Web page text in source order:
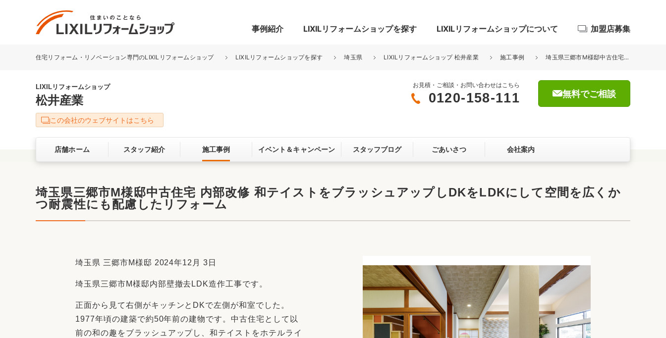
事例紹介
リフォーム事例を探す
キッチン
洗面化粧室 トイレ 玄関まわり 門まわり 屋根・外壁
ベランダ・バルコニー ガーデンスペース カースペース
バリアフリー 耐震補強
収納 デザインリフォーム 中古リフォーム 古民家再生 家族の変化
LIXILリフォームショップを探す LIXILリフォームショップについて
LIXILリフォームショップについて
サービス向上・品質改善の取り組み お客さま満足度アンケート
ここちいい暮らしをつくる、価値・性能向上
リフォームコンシェルジュ®
おすすめ情報
加盟店募集
住宅リフォーム・リノベーション専門のLIXILリフォームショップ LIXILリフォームショップを探す 埼玉県 LIXILリフォームショップ 松井産業 施工事例 埼玉県三郷市M様邸中古住宅 内部改修 和テイストをブラッシュアップしDKをLDKにして空間を広くかつ耐震性にも配慮したリフォーム
LIXILリフォームショップ
松井産業
お見積・ご相談・お問い合わせはこちら
0120-158-111 無料でご相談
この会社のウェブサイトはこちら
店舗ホーム スタッフ紹介 施工事例 イベント＆キャンペーン スタッフブログ ごあいさつ 会社案内
埼玉県三郷市M様邸中古住宅 内部改修 和テイストをブラッシュアップしDKをLDKにして空間を広くか
つ耐震性にも配慮したリフォーム
埼玉県 三郷市M様邸 2024年12月 3日
埼玉県三郷市M様邸内部壁撤去LDK造作工事です。
正面から見て右側がキッチンとDKで左側が和室でした。
1977年頃の建築で約50年前の建物です。中古住宅として以
前の和の趣をブラッシュアップし、和テイストをホテルライ